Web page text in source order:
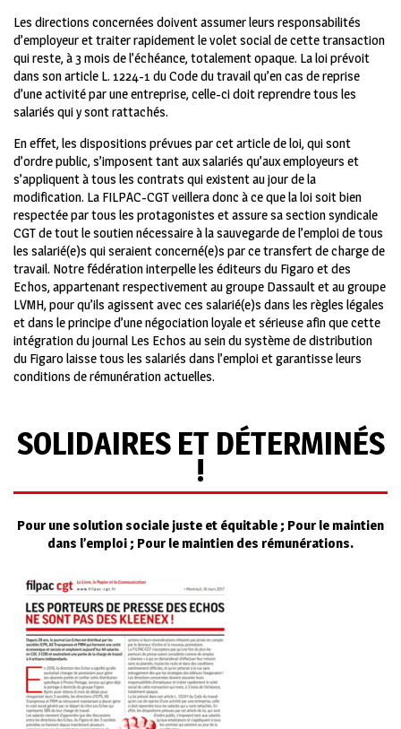
Les directions concernées doivent assumer leurs responsabilités
d’employeur et traiter rapidement le volet social de cette transaction
qui reste, à 3 mois de l’échéance, totalement opaque. La loi prévoit
dans son article L. 1224-1 du Code du travail qu’en cas de reprise
d’une activité par une entreprise, celle-ci doit reprendre tous les
salariés qui y sont rattachés.
En effet, les dispositions prévues par cet article de loi, qui sont
d’ordre public, s’imposent tant aux salariés qu’aux employeurs et
s’appliquent à tous les contrats qui existent au jour de la
modification. La FILPAC-CGT veillera donc à ce que la loi soit bien
respectée par tous les protagonistes et assure sa section syndicale
CGT de tout le soutien nécessaire à la sauvegarde de l’emploi de tous
les salarié(e)s qui seraient concerné(e)s par ce transfert de charge de
travail. Notre fédération interpelle les éditeurs du Figaro et des
Echos, appartenant respectivement au groupe Dassault et au groupe
LVMH, pour qu’ils agissent avec ces salarié(e)s dans les règles légales
et dans le principe d’une négociation loyale et sérieuse afin que cette
intégration du journal Les Echos au sein du système de distribution
du Figaro laisse tous les salariés dans l’emploi et garantisse leurs
conditions de rémunération actuelles.
SOLIDAIRES ET DÉTERMINÉS
!
Pour une solution sociale juste et équitable ; Pour le maintien
dans l’emploi ; Pour le maintien des rémunérations.